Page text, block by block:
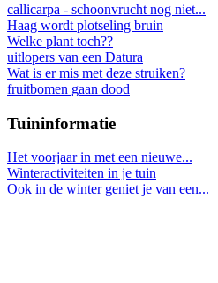
callicarpa - schoonvrucht nog niet...
Haag wordt plotseling bruin
Welke plant toch??
uitlopers van een Datura
Wat is er mis met deze struiken?
fruitbomen gaan dood
Tuininformatie
Het voorjaar in met een nieuwe...
Winteractiviteiten in je tuin
Ook in de winter geniet je van een...